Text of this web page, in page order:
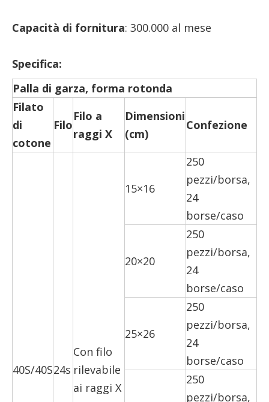
Capacità di fornitura: 300.000 al mese
Specifica:
Palla di garza, forma rotonda
Filato
di
cotone
Filo
Filo a
raggi X
Dimensioni
(cm)
Confezione
40S/40S24s
Con filo
rilevabile
ai raggi X
15×16
250
pezzi/borsa,
24
borse/caso
20×20
250
pezzi/borsa,
24
borse/caso
25×26
250
pezzi/borsa,
24
borse/caso
250
pezzi/borsa,